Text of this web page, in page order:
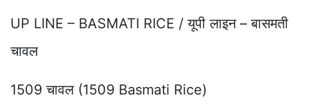
UP LINE – BASMATI RICE / यूपी लाइन – बासमती
चावल
1509 चावल (1509 Basmati Rice)